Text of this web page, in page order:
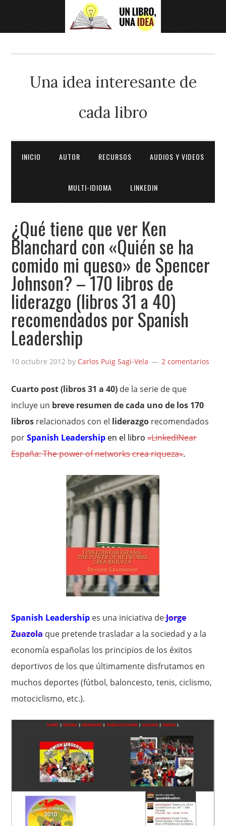
Una idea interesante de
cada libro
INICIO AUTOR RECURSOS AUDIOS Y VIDEOS
MULTI-IDIOMA LINKEDIN
¿Qué tiene que ver Ken
Blanchard con «Quién se ha
comido mi queso» de Spencer
Johnson? – 170 libros de
liderazgo (libros 31 a 40)
recomendados por Spanish
Leadership
10 octubre 2012 by Carlos Puig Sagi-Vela 2 comentarios
Cuarto post (libros 31 a 40) de la serie de que
incluye un breve resumen de cada uno de los 170
libros relacionados con el liderazgo recomendados
porSpanish Leadership en el libro«LinkedINear
España: The power of networks crea riqueza».
Spanish Leadership es una iniciativa deJorge
Zuazolaque pretende trasladar a la sociedad y a la
economía españolas los principios de los éxitos
deportivos de los que últimamente disfrutamos en
muchos deportes (fútbol, baloncesto, tenis, ciclismo,
motociclismo, etc.).